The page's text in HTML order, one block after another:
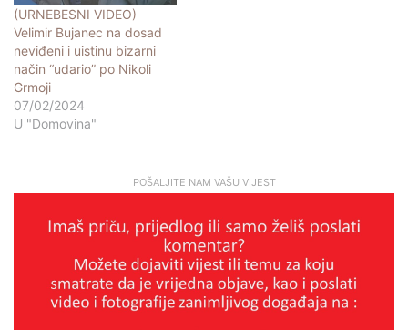
(URNEBESNI VIDEO)
Velimir Bujanec na dosad
neviđeni i uistinu bizarni
način “udario” po Nikoli
Grmoji
07/02/2024
U "Domovina"
POŠALJITE NAM VAŠU VIJEST